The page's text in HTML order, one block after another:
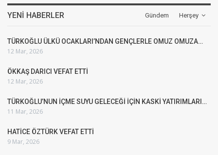
Herşey
YENI HABERLER Gündem
TÜRKOĞLU ÜLKÜ OCAKLARI’NDAN GENÇLERLE OMUZ OMUZA…
12 Mar, 2026
ÖKKAŞ DARICI VEFAT ETTİ
12 Mar, 2026
TÜRKOĞLU’NUN İÇME SUYU GELECEĞİ İÇİN KASKİ YATIRIMLARI…
11 Mar, 2026
HATİCE ÖZTÜRK VEFAT ETTİ
9 Mar, 2026